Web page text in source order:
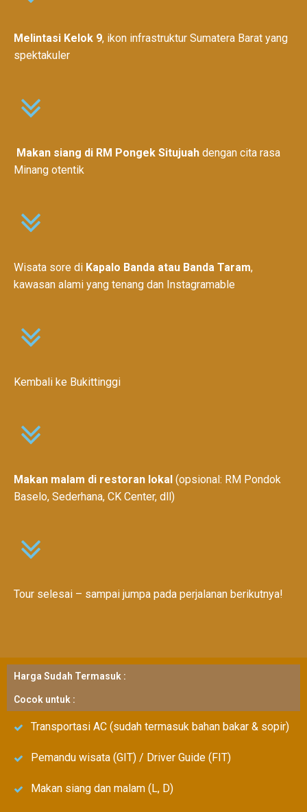
Melintasi Kelok 9, ikon infrastruktur Sumatera Barat yang
spektakuler
Makan siang di RM Pongek Situjuah dengan cita rasa
Minang otentik
Wisata sore di Kapalo Banda atau Banda Taram,
kawasan alami yang tenang dan Instagramable
Kembali ke Bukittinggi
Makan malam di restoran lokal (opsional: RM Pondok
Baselo, Sederhana, CK Center, dll)
Tour selesai – sampai jumpa pada perjalanan berikutnya!
Harga Sudah Termasuk :
Cocok untuk :
Transportasi AC (sudah termasuk bahan bakar & sopir)
Pemandu wisata (GIT) / Driver Guide (FIT)
Makan siang dan malam (L, D)